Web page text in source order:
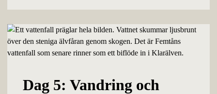
Dag 5: Vandring och